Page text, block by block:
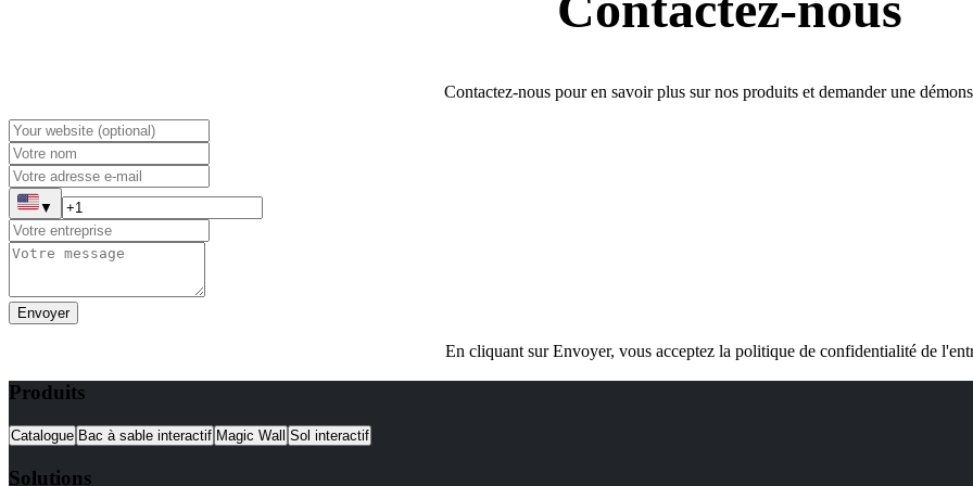
Contactez-nous pour en savoir plus sur nos produits et demander une
▼
Envoyer
En cliquant sur Envoyer, vous acceptez la politique de confidentialité de
Produits
Catalogue Bac à sable interactif Magic Wall Sol interactif
Solutions